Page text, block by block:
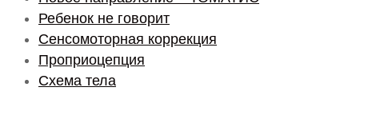
Ребенок не говорит
Сенсомоторная коррекция
Проприоцепция
Схема тела